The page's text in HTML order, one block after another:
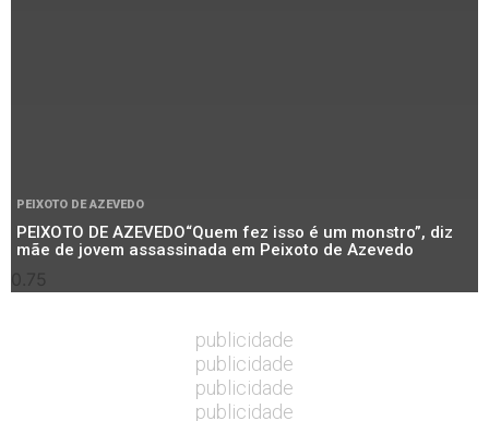
PEIXOTO DE AZEVEDO
PEIXOTO DE AZEVEDO“Quem fez isso é um monstro”, diz
mãe de jovem assassinada em Peixoto de Azevedo
publicidade
publicidade
publicidade
publicidade